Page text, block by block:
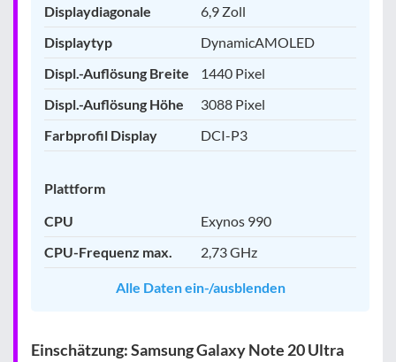
Displaydiagonale
6,9 Zoll
Displaytyp
DynamicAMOLED
Displ.-Auflösung Breite
1440 Pixel
Displ.-Auflösung Höhe
3088 Pixel
Farbprofil Display
DCI-P3
Plattform
CPU
Exynos 990
CPU-Frequenz max.
2,73 GHz
Alle Daten ein-/ausblenden
Einschätzung: Samsung Galaxy Note 20 Ultra